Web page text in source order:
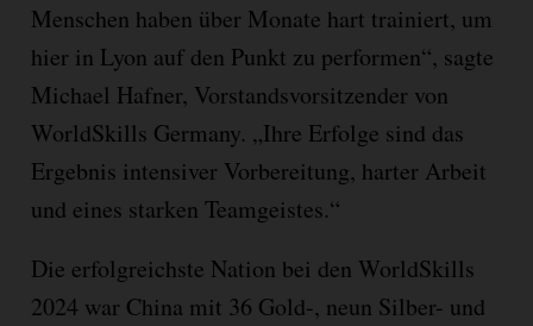
Menschen haben über Monate hart trainiert, um
hier in Lyon auf den Punkt zu performen“, sagte
Michael Hafner, Vorstandsvorsitzender von
WorldSkills Germany. „Ihre Erfolge sind das
Ergebnis intensiver Vorbereitung, harter Arbeit
und eines starken Teamgeistes.“
Die erfolgreichste Nation bei den WorldSkills
2024 war China mit 36 Gold-, neun Silber- und